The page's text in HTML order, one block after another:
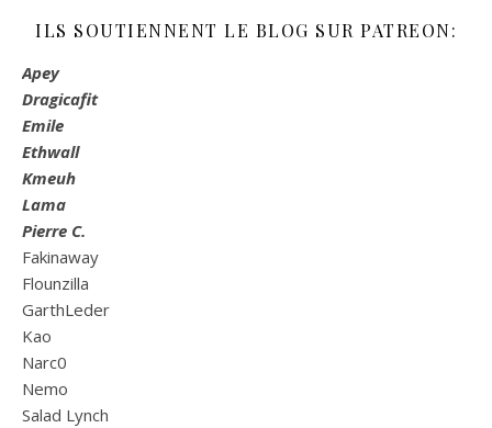
ILS SOUTIENNENT LE BLOG SUR PATREON:
Apey
Dragicafit
Emile
Ethwall
Kmeuh
Lama
Pierre C.
Fakinaway
Flounzilla
GarthLeder
Kao
Narc0
Nemo
Salad Lynch